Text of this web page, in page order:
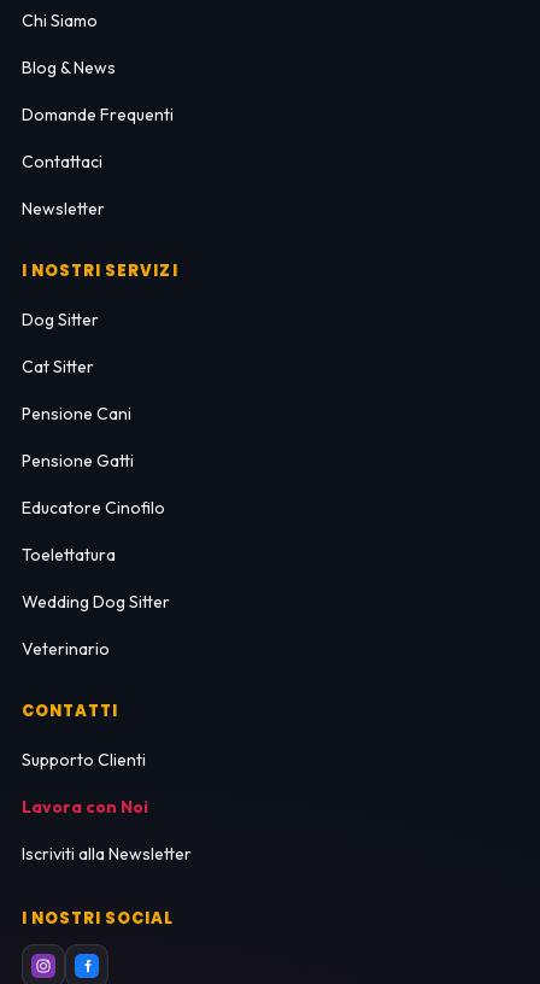
Chi Siamo
Blog & News
Domande Frequenti
Contattaci
Newsletter
I NOSTRI SERVIZI
Dog Sitter
Cat Sitter
Pensione Cani
Pensione Gatti
Educatore Cinofilo
Toelettatura
Wedding Dog Sitter
Veterinario
CONTATTI
Supporto Clienti
Lavora con Noi
Iscriviti alla Newsletter
I NOSTRI SOCIAL